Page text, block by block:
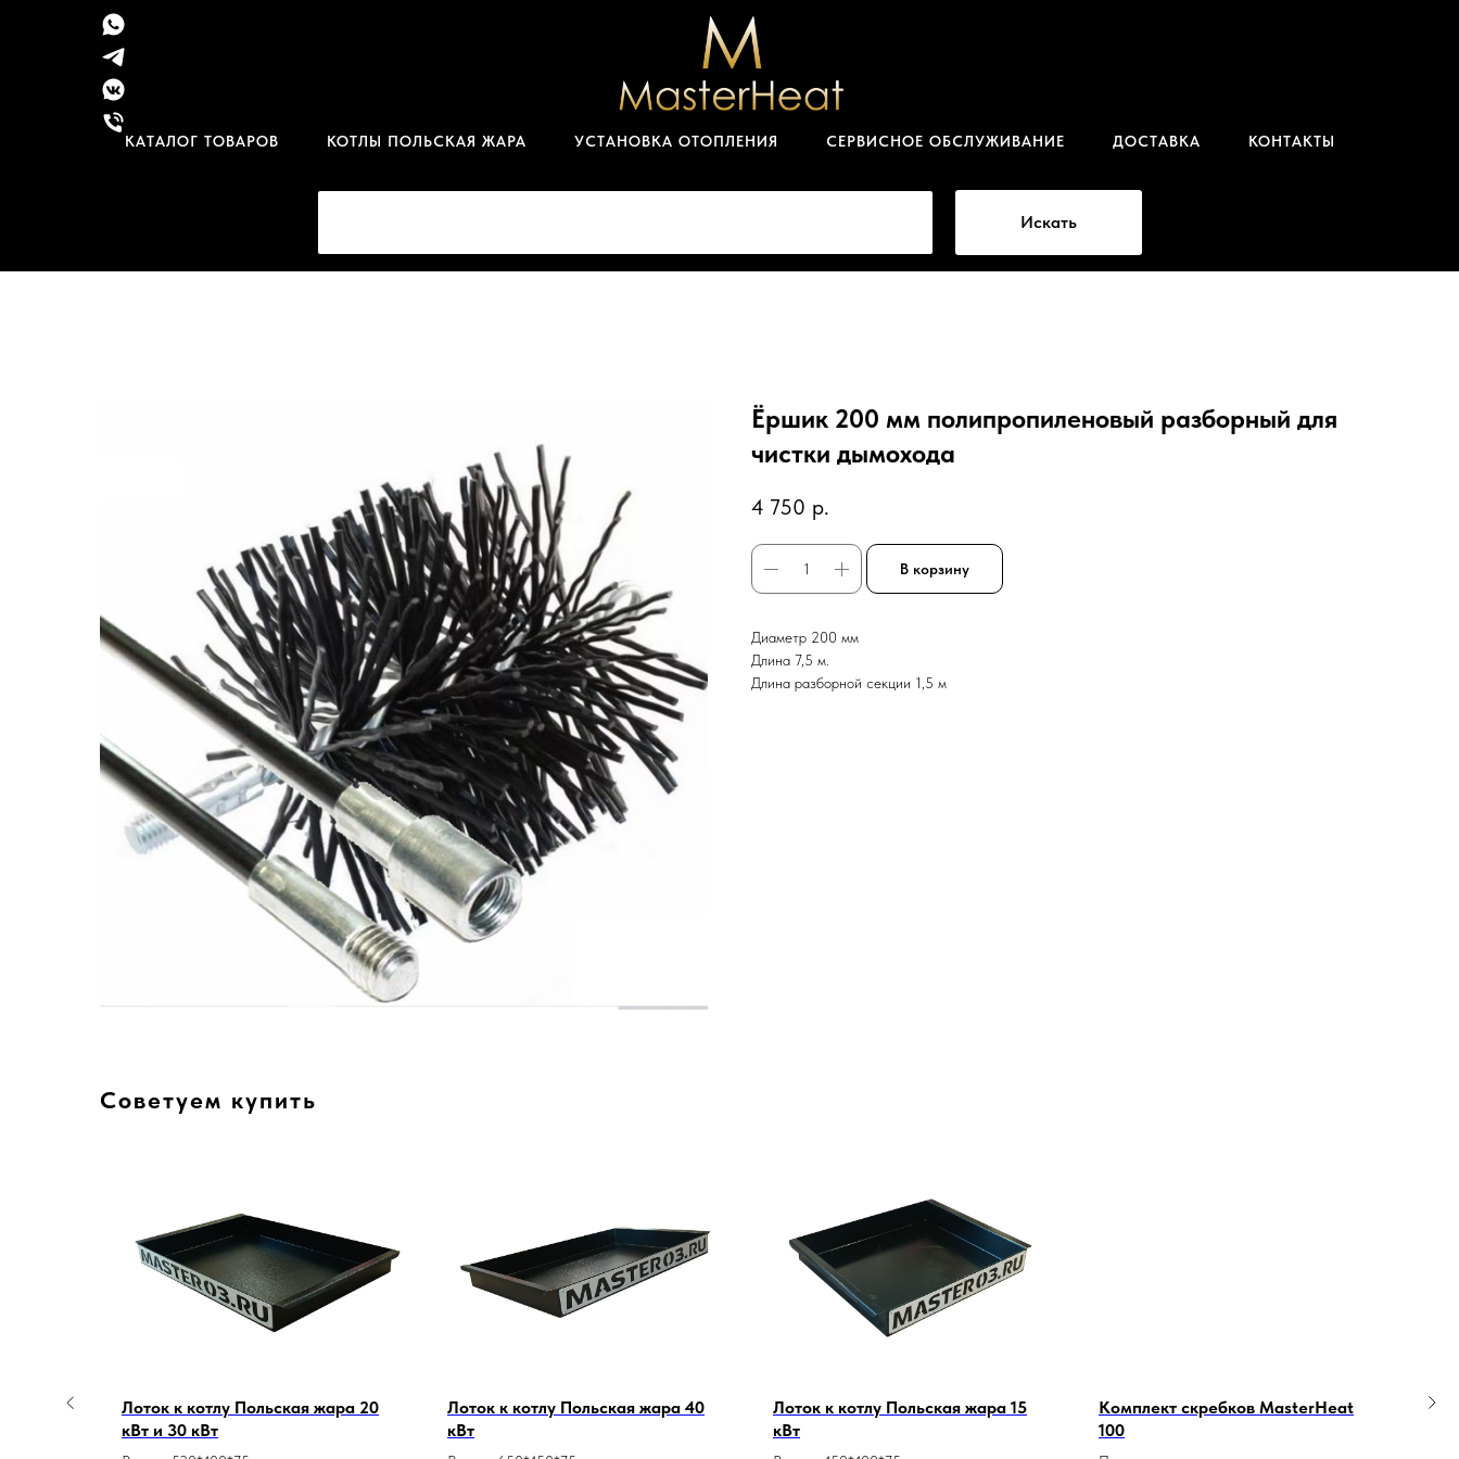
КАТАЛОГ ТОВАРОВ КОТЛЫ ПОЛЬСКАЯ ЖАРА УСТАНОВКА ОТОПЛЕНИЯ СЕРВИСНОЕ ОБСЛУЖИВАНИЕ ДОСТАВКА КОНТАКТЫ
Искать
Ёршик 200 мм полипропиленовый разборный для
чистки дымохода
4 750 р.
В корзину
Диаметр 200 мм
Длина 7,5 м.
Длина разборной секции 1,5 м
Советуем купить
Лоток к котлу Польская жара 20
кВт и 30 кВт
Лоток к котлу Польская жара 40
кВт
Лоток к котлу Польская жара 15
кВт
Комплект скребков MasterHeat
100